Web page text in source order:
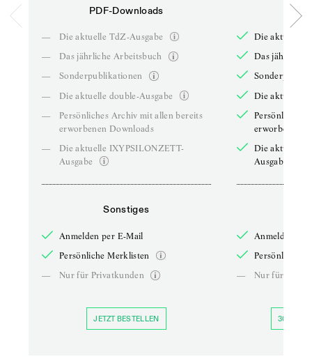
PDF-Downloads
—
Die aktuelle TdZ-Ausgabe
—
Das jährliche Arbeitsbuch
—
Sonderpublikationen
—
Die aktuelle double-Ausgabe
—
Persönliches Archiv mit allen bereits
erworbenen Downloads
—
Die aktuelle IXYPSILONZETT-
Ausgabe
Sonstiges
Anmelden per E-Mail
Persönliche Merklisten
—
Nur für Privatkunden
JETZT BESTELLEN
Die aktuelle
Das jährliche
Die aktuelle
Persönliches
erworbenen
Die aktuelle
Ausgabe
Anmelden
Persönliche
—
Nur für
30 TAGE